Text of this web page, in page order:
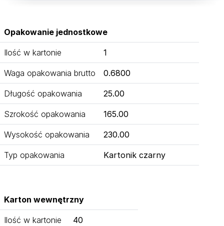
Opakowanie jednostkowe
Ilość w kartonie 1
Waga opakowania brutto 0.6800
Długość opakowania 25.00
Szrokość opakowania 165.00
Wysokość opakowania 230.00
Typ opakowania Kartonik czarny
Karton wewnętrzny
Ilość w kartonie 40